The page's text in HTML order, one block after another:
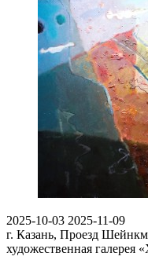
2025-10-03 2025-11-09
г. Казань, Проезд
художественная галерея